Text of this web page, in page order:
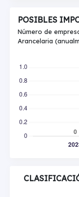
POSIBLES
Número de
Arancelaria